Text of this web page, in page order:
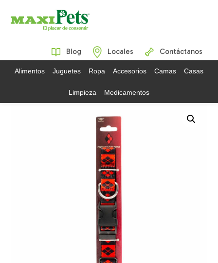
Blog Locales Contáctanos
Alimentos Juguetes Ropa Accesorios Camas Casas
Limpieza Medicamentos